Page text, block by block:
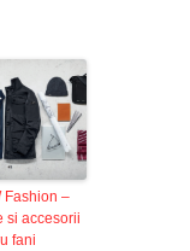
Fashion –
si accesorii
fani